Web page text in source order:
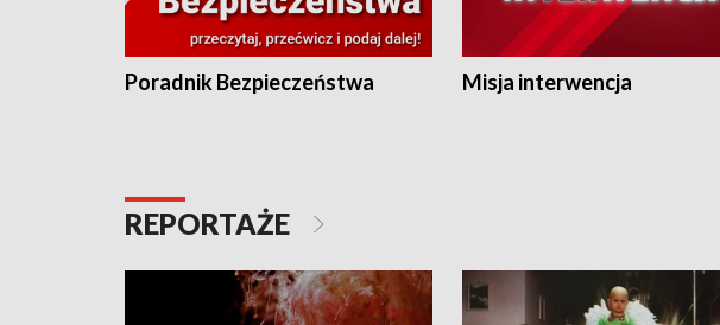
Poradnik Bezpieczeństwa Misja interwencja
REPORTAŻE